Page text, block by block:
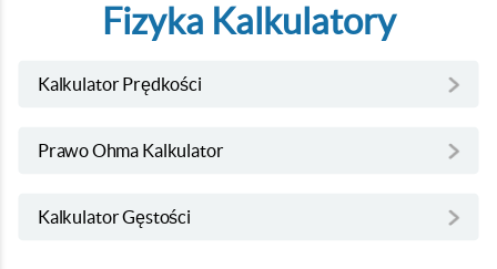
Fizyka Kalkulatory
Kalkulator Prędkości
Prawo Ohma Kalkulator
Kalkulator Gęstości